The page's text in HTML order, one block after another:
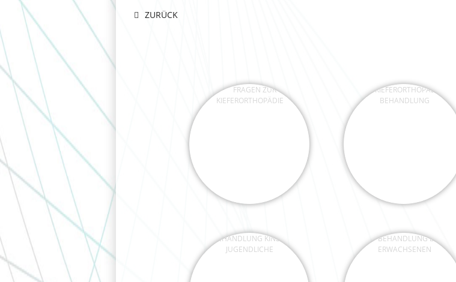
ZURÜCK
KIEFERORTHOPÄDIE
BEHANDLUNG
JUGENDLICHE
ERWACHSENEN